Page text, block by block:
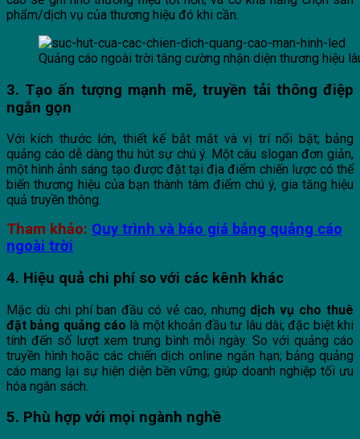
phẩm/dịch vụ của thương hiệu đó khi cần.
Quảng cáo ngoài trời tăng cường nhận diện thương hiệu
3. Tạo ấn tượng mạnh mẽ, truyền tải thông điệp
ngắn gọn
Với kích thước lớn, thiết kế bắt mắt và vị trí nổi bật; bảng
quảng cáo dễ dàng thu hút sự chú ý. Một câu slogan đơn giản,
một hình ảnh sáng tạo được đặt tại địa điểm chiến lược có thể
biến thương hiệu của bạn thành tâm điểm chú ý, gia tăng hiệu
quả truyền thông.
Tham khảo: Quy trình và báo giá bảng quảng cáo
ngoài trời
4. Hiệu quả chi phí so với các kênh khác
Mặc dù chi phí ban đầu có vẻ cao, nhưng dịch vụ cho thuê
đặt bảng quảng cáo là một khoản đầu tư lâu dài; đặc biệt khi
tính đến số lượt xem trung bình mỗi ngày. So với quảng cáo
truyền hình hoặc các chiến dịch online ngắn hạn; bảng quảng
cáo mang lại sự hiện diện bền vững; giúp doanh nghiệp tối ưu
hóa ngân sách.
5. Phù hợp với mọi ngành nghề